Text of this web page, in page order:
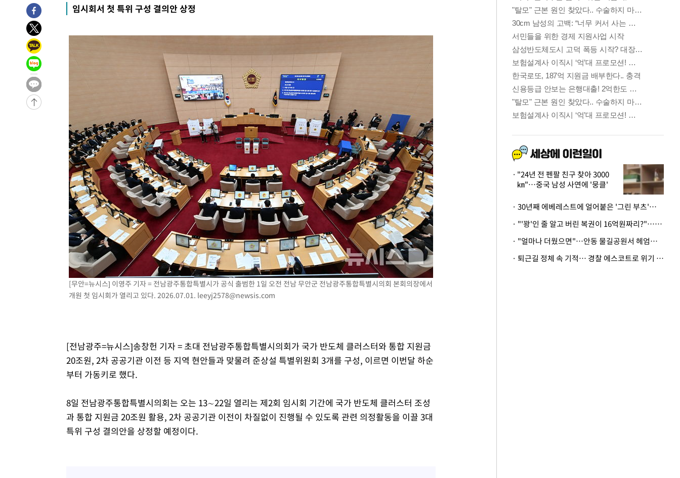
-7483초 전 >
콜롬비아 신임 우파 대통령 취임 하루만에 차량폭탄 폭발 사건
-1077초 전 >
28분 전 >
이군이 불법 군시설 건설한 레바논 남부에서 레바논군 3명 폭발로 부상
1시간 전 >
1시간 전 >
美 국방부, 켄달 전 공군장관 보안허가 취소…“에어포스원 기밀정보, 언
론 누출”
1시간 전 >
‘축구의 신’ 아르헨티나 축구 선수 메시의 부친 지병 별세
1시간 전 >
“美 이란전 무기 소진…북한과 분쟁시 주한 미군 취약해질 수 있어”
임시회서 첫 특위 구성 결의안 상정
[무안=뉴시스] 이영주 기자 = 전남광주통합특별시가 공식 출범한 1일 오전 전남 무안군 전남광주통합특별시의회 본회의장에서
개원 첫 임시회가 열리고 있다. 2026.07.01. leeyj2578@newsis.com
[전남광주=뉴시스]송창헌 기자 = 초대 전남광주통합특별시의회가 국가 반도체 클러스터와 통합 지원금
20조원, 2차 공공기관 이전 등 지역 현안들과 맞물려 준상설 특별위원회 3개를 구성, 이르면 이번달 하순
부터 가동키로 했다.
8일 전남광주통합특별시의회는 오는 13∼22일 열리는 제2회 임시회 기간에 국가 반도체 클러스터 조성
과 통합 지원금 20조원 활용, 2차 공공기관 이전이 차질없이 진행될 수 있도록 관련 의정활동을 이끌 3대
특위 구성 결의안을 상정할 예정이다.
"24년 전 펜팔 친구 찾아 3000
㎞"…중국 남성 사연에 '뭉클'
· 30년째 에베레스트에 얼어붙은 '그린 부츠'…드디어 가족 품으로
· "'꽝'인 줄 알고 버린 복권이 16억원짜리?"…극적으로 되찾은 사연
· "얼마나 더웠으면"…안동 물길공원서 헤엄친 구렁이 '소동'
· 퇴근길 정체 속 기적… 경찰 에스코트로 위기 넘긴 생후 2일 신생아